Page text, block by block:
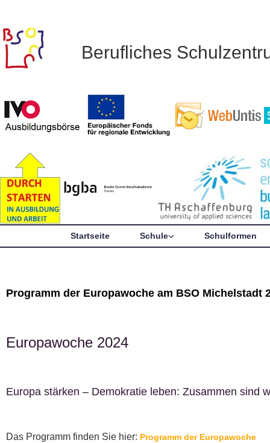
Berufliches
Startseite Schule Schulformen
Programm der Europawoche am BSO Michelstadt
Europawoche 2024
Europa stärken – Demokratie leben: Zusammen sind
Das Programm finden Sie hier: Programm der Europawoche